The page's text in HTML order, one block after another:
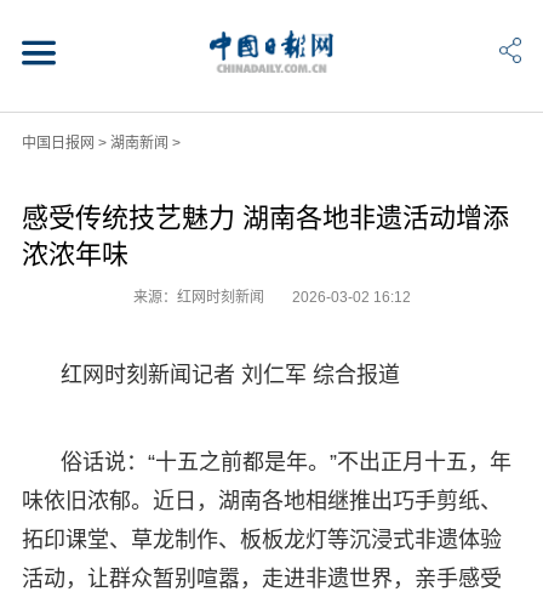
中国日报网 > 湖南新闻 >
感受传统技艺魅力 湖南各地非遗活动增添
浓浓年味
来源：红网时刻新闻 2026-03-02 16:12
红网时刻新闻记者 刘仁军 综合报道
俗话说：“十五之前都是年。”不出正月十五，年
味依旧浓郁。近日，湖南各地相继推出巧手剪纸、
拓印课堂、草龙制作、板板龙灯等沉浸式非遗体验
活动，让群众暂别喧嚣，走进非遗世界，亲手感受